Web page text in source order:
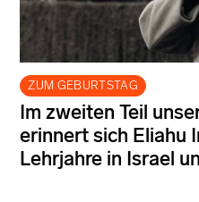
ZUM GEBURTSTAG
Im zweiten Teil
erinnert sich Eliahu
Lehrjahre in Israel